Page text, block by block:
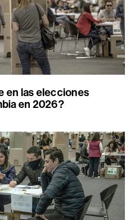
en las elecciones
en 2026?